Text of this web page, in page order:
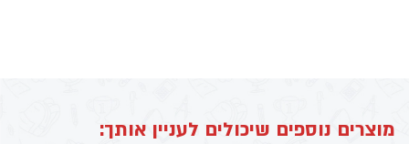
מוצרים נוספים שיכולים לעניין אותך: